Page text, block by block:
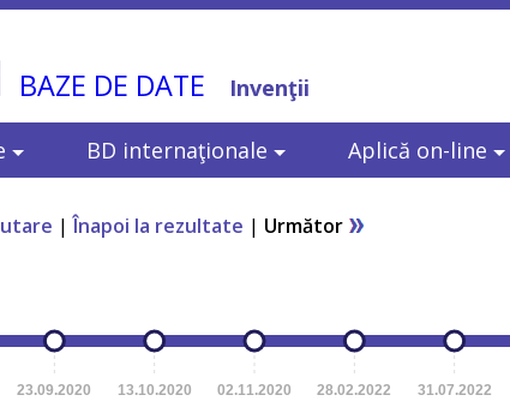
BAZE DE DATE Invenţii
BD internaţionale Aplică on-line
|Înapoi la rezultate | Următor
23.09.2020
13.10.2020
02.11.2020
28.02.2022
31.07.2022